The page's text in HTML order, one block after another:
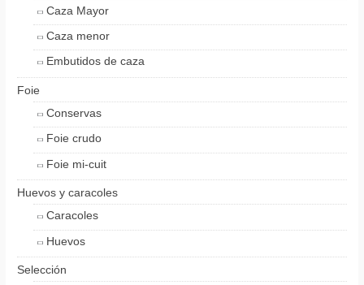
Caza Mayor
Caza menor
Embutidos de caza
Foie
Conservas
Foie crudo
Foie mi-cuit
Huevos y caracoles
Caracoles
Huevos
Selección